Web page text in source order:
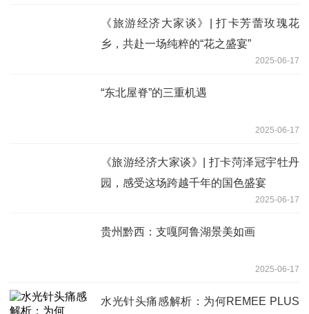
《旅游经济大家谈》| 打卡芳蕾玫瑰花
乡，共赴一场纯粹的“花之盛宴”
2025-06-17
“东北屋脊”的三重机遇
2025-06-17
《旅游经济大家谈》| 打卡菏泽冠宇牡丹
园，感受这场跨越千年的国色盛宴
2025-06-17
贵州黔西：支嘎阿鲁湖景美如画
2025-06-17
水光针头痛感解析：为何REMEE PLUS